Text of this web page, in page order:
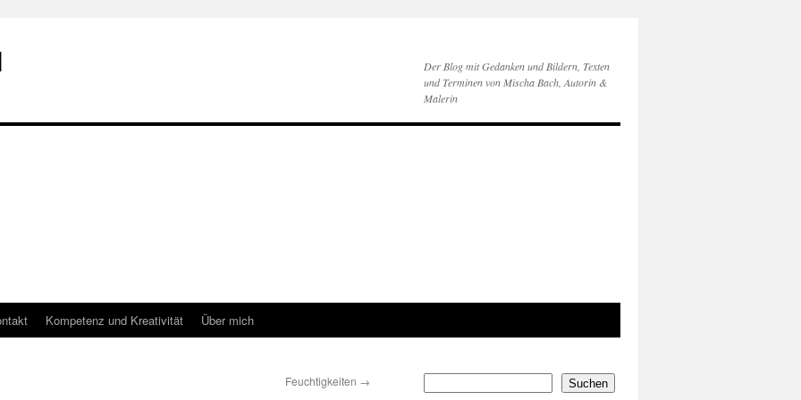
Der Blog mit Gedanken und Bildern, Texten
und Terminen von Mischa Bach, Autorin &
Malerin
Kompetenz und Kreativität Über mich
Feuchtigkeiten → Suchen